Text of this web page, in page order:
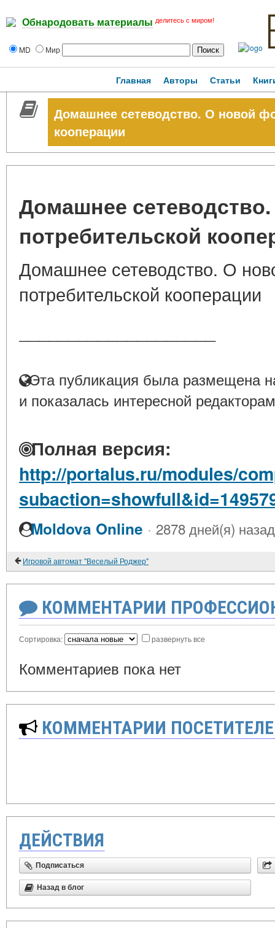
Обнародовать материалы делитесь с миром!
MD Мир
Главная Авторы Статьи
Домашнее сетеводство. О новой
кооперации
Домашнее
потребительской
Домашнее сетеводство. О
потребительской кооперации
Эта публикация была размещена
и показалась интересной
Полная версия:
http://portalus.ru/modules/
Moldova Online · 2878 дней(я) назад
Игровой автомат "Веселый Роджер"
КОММЕНТАРИИ
Сортировка: развернуть все
Комментариев пока нет
КОММЕНТАРИИ
ДЕЙСТВИЯ
Подписаться
Назад в блог